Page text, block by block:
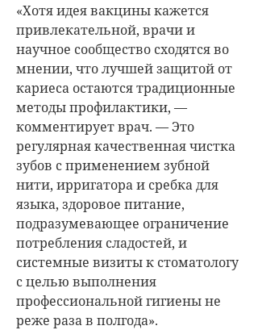
«Хотя идея вакцины кажется
привлекательной, врачи и
научное сообщество сходятся во
мнении, что лучшей защитой от
кариеса остаются традиционные
методы профилактики, —
комментирует врач. — Это
регулярная качественная чистка
зубов с применением зубной
нити, ирригатора и сребка для
языка, здоровое питание,
подразумевающее ограничение
потребления сладостей, и
системные визиты к стоматологу
с целью выполнения
профессиональной гигиены не
реже раза в полгода».